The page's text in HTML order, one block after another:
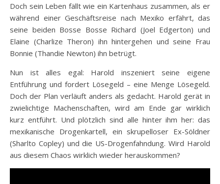
Doch sein Leben fällt wie ein Kartenhaus zusammen, als er
während einer Geschäftsreise nach Mexiko erfährt, das
seine beiden Bosse Bosse Richard (Joel Edgerton) und
Elaine (Charlize Theron) ihn hintergehen und seine Frau
Bonnie (Thandie Newton) ihn betrügt.
Nun ist alles egal: Harold inszeniert seine eigene
Entführung und fordert Lösegeld – eine Menge Lösegeld.
Doch der Plan verläuft anders als gedacht. Harold gerät in
zwielichtige Machenschaften, wird am Ende gar wirklich
kurz entführt. Und plötzlich sind alle hinter ihm her: das
mexikanische Drogenkartell, ein skrupelloser Ex-Söldner
(Sharlto Copley) und die US-Drogenfahndung. Wird Harold
aus diesem Chaos wirklich wieder herauskommen?